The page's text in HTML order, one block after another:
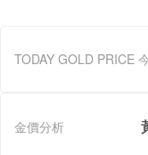
TODAY GOLD PRICE
金價分析